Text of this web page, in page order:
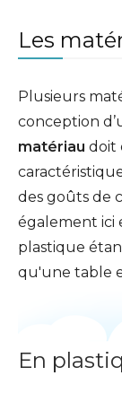
Les
Plusieurs
conception
matériau doit
des goûts de
également ici
plastique
qu'une table
En